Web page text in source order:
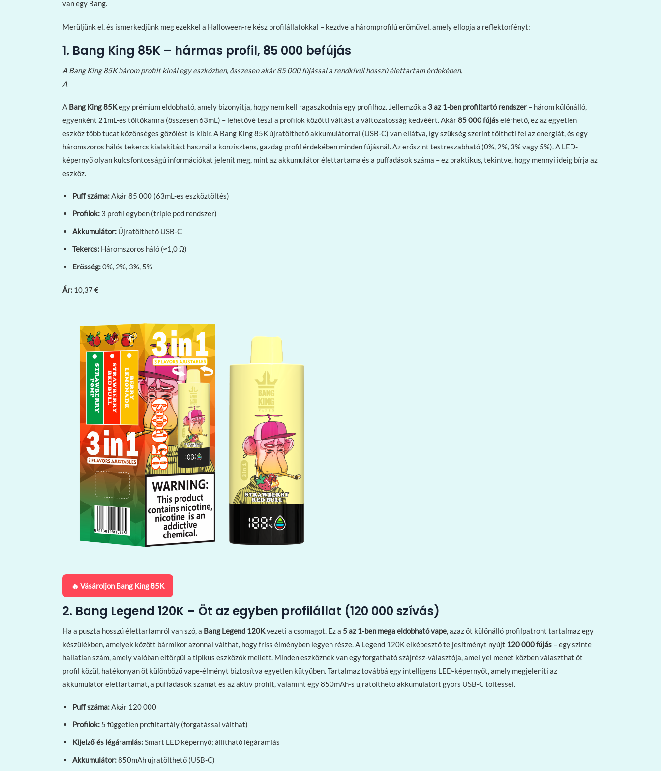
van egy Bang.
Merüljünk el, és ismerkedjünk meg ezekkel a Halloween-re kész profilállatokkal – kezdve a háromprofilú erőművel, amely ellopja a reflektorfényt:
1. Bang King 85K – hármas profil, 85 000 befújás
A Bang King 85K három profilt kínál egy eszközben, összesen akár 85 000 fújással a rendkívül hosszú élettartam érdekében.
A
A Bang King 85Kegy prémium eldobható, amely bizonyítja, hogy nem kell ragaszkodnia egy profilhoz. Jellemzők a 3 az 1-ben profiltartó rendszer– három különálló,
egyenként 21mL-es töltőkamra (összesen 63mL) – lehetővé teszi a profilok közötti váltást a változatosság kedvéért. Akár85 000 fújáselérhető, ez az egyetlen
eszköz több tucat közönséges gőzölést is kibír. A Bang King 85K újratölthető akkumulátorral (USB-C) van ellátva, így szükség szerint töltheti fel az energiát, és egy
háromszoros hálós tekercs kialakítást használ a konzisztens, gazdag profil érdekében minden fújásnál. Az erőszint testreszabható (0%, 2%, 3% vagy 5%). A LED-
képernyő olyan kulcsfontosságú információkat jelenít meg, mint az akkumulátor élettartama és a puffadások száma – ez praktikus, tekintve, hogy mennyi ideig bírja az
eszköz.
Puff száma:Akár 85 000 (63mL-es eszköztöltés)
Profilok:3 profil egyben (triple pod rendszer)
Akkumulátor:Újratölthető USB-C
Tekercs:Háromszoros háló (≈1,0 Ω)
Erősség:0%, 2%, 3%, 5%
Ár: 10,37 €
🔥 Vásároljon Bang King 85K
2. Bang Legend 120K – Öt az egyben profilállat (120 000 szívás)
Ha a puszta hosszú élettartamról van szó, a Bang Legend 120Kvezeti a csomagot. Ez a 5 az 1-ben mega eldobható vape, azaz öt különálló profilpatront tartalmaz egy
készülékben, amelyek között bármikor azonnal válthat, hogy friss élményben legyen része. A Legend 120K elképesztő teljesítményt nyújt 120 000 fújás – egy szinte
hallatlan szám, amely valóban eltörpül a tipikus eszközök mellett. Minden eszköznek van egy forgatható szájrész-választója, amellyel menet közben választhat öt
profil közül, hatékonyan öt különböző vape-élményt biztosítva egyetlen kütyüben. Tartalmaz továbbá egy intelligens LED-képernyőt, amely megjeleníti az
akkumulátor élettartamát, a puffadások számát és az aktív profilt, valamint egy 850mAh-s újratölthető akkumulátort gyors USB-C töltéssel.
Puff száma:Akár 120 000
Profilok:5 független profiltartály (forgatással válthat)
Kijelző és légáramlás:Smart LED képernyő; állítható légáramlás
Akkumulátor:850mAh újratölthető (USB-C)